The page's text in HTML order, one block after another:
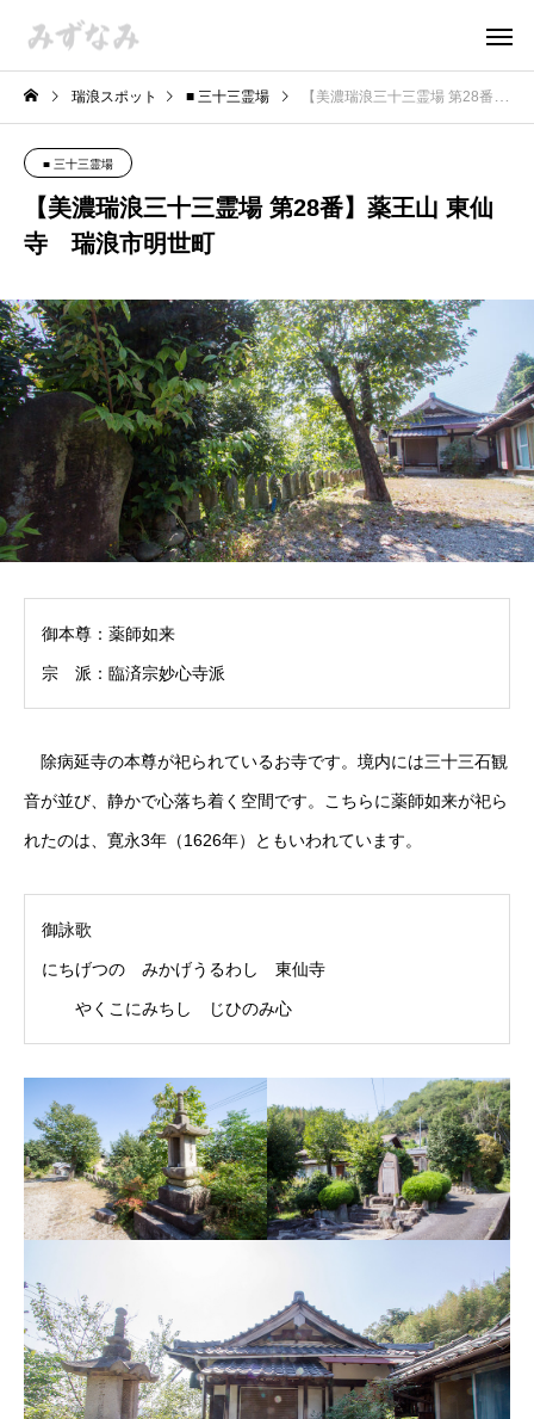
瑞浪スポット ■ 三十三霊場 【美濃瑞浪三十三霊場 第28番】薬王山 東仙寺 瑞浪市明世町
■ 三十三霊場
【美濃瑞浪三十三霊場 第28番】薬王山 東仙
寺 瑞浪市明世町
御本尊：薬師如来
宗 派：臨済宗妙心寺派
除病延寺の本尊が祀られているお寺です。境内には三十三石観
音が並び、静かで心落ち着く空間です。こちらに薬師如来が祀ら
れたのは、寛永3年（1626年）ともいわれています。
御詠歌
にちげつの みかげうるわし 東仙寺
やくこにみちし じひのみ心